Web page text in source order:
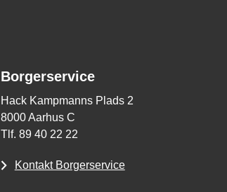
Borgerservice
Hack Kampmanns Plads 2
8000 Aarhus C
Tlf. 89 40 22 22
Kontakt Borgerservice